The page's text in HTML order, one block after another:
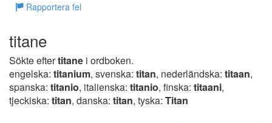
Rapportera fel
titane
Sökte eftertitane i ordboken.
engelska: titanium, svenska: titan, nederländska: titaan,
spanska: titanio, italienska: titanio, finska: titaani,
tjeckiska: titan, danska: titan, tyska: Titan